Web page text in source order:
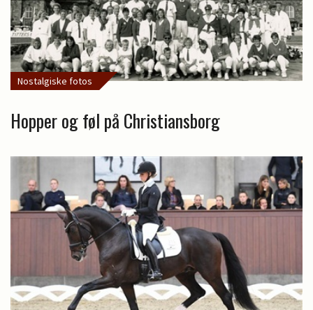
Nostalgiske fotos
Hopper og føl på Christiansborg